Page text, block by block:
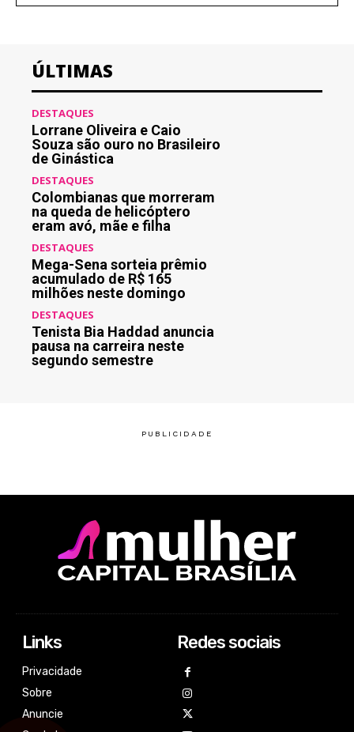
ÚLTIMAS
DESTAQUES
Lorrane Oliveira e Caio
Souza são ouro no Brasileiro
de Ginástica
DESTAQUES
Colombianas que morreram
na queda de helicóptero
eram avó, mãe e filha
DESTAQUES
Mega-Sena sorteia prêmio
acumulado de R$ 165
milhões neste domingo
DESTAQUES
Tenista Bia Haddad anuncia
pausa na carreira neste
segundo semestre
Links
Privacidade
Sobre
Anuncie
Redes sociais